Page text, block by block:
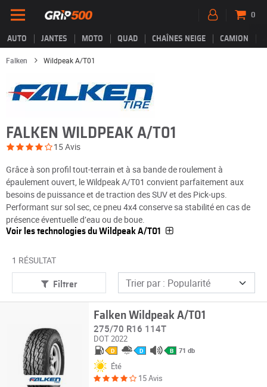
AUTO JANTES MOTO QUAD CHAÎNES NEIGE CAMION
0
Falken Wildpeak A/T01
FALKEN WILDPEAK A/T01
15 Avis
Grâce à son profil tout-terrain et à sa bande de roulement à
épaulement ouvert, le Wildpeak A/T01 convient parfaitement aux
besoins de puissance et de traction des SUV et des Pick-ups.
Performant sur sol sec, ce pneu 4x4 conserve sa stabilité en cas de
présence éventuelle d’eau ou de boue.
Voir les technologies du Wildpeak A/T01
1 RÉSULTAT
Filtrer
Falken Wildpeak A/T01
275/70 R16 114T
DOT 2022
D D B 71 db
Été
15 Avis